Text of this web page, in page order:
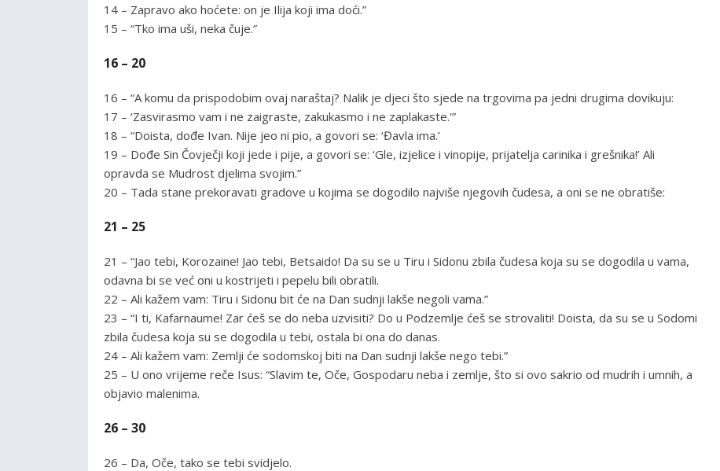
14 – Zapravo ako hoćete: on je Ilija koji ima doći.”
15 – “Tko ima uši, neka čuje.”
16 – 20
16 – “A komu da prispodobim ovaj naraštaj? Nalik je djeci što sjede na trgovima pa jedni drugima dovikuju:
17 – ‘Zasvirasmo vam i ne zaigraste, zakukasmo i ne zaplakaste.'”
18 – “Doista, dođe Ivan. Nije jeo ni pio, a govori se: ‘Đavla ima.’
19 – Dođe Sin Čovječji koji jede i pije, a govori se: ‘Gle, izjelice i vinopije, prijatelja carinika i grešnika!’ Ali
opravda se Mudrost djelima svojim.”
20 – Tada stane prekoravati gradove u kojima se dogodilo najviše njegovih čudesa, a oni se ne obratiše:
21 – 25
21 – “Jao tebi, Korozaine! Jao tebi, Betsaido! Da su se u Tiru i Sidonu zbila čudesa koja su se dogodila u vama,
odavna bi se već oni u kostrijeti i pepelu bili obratili.
22 – Ali kažem vam: Tiru i Sidonu bit će na Dan sudnji lakše negoli vama.”
23 – “I ti, Kafarnaume! Zar ćeš se do neba uzvisiti? Do u Podzemlje ćeš se strovaliti! Doista, da su se u Sodomi
zbila čudesa koja su se dogodila u tebi, ostala bi ona do danas.
24 – Ali kažem vam: Zemlji će sodomskoj biti na Dan sudnji lakše nego tebi.”
25 – U ono vrijeme reče Isus: “Slavim te, Oče, Gospodaru neba i zemlje, što si ovo sakrio od mudrih i umnih, a
objavio malenima.
26 – 30
26 – Da, Oče, tako se tebi svidjelo.